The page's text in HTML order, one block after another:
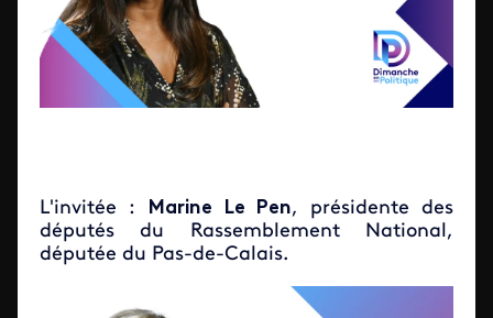
L'invitée : Marine Le Pen, présidente des
députés du Rassemblement National,
députée du Pas-de-Calais.